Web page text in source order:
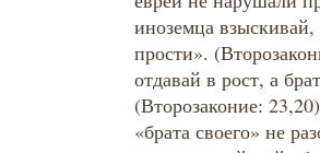
иноземца взыскивай,
прости».
отдавай в рост, а
(Второзаконие:
«брата своего» не